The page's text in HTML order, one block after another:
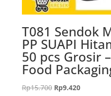
T081 Sendok
PP SUAPI
50 pcs Grosir
Food
Rp15.700 Harga
Rp9.420Harga